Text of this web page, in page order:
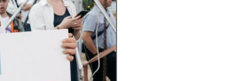
Newcastle